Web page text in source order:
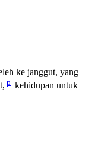
ke janggut, yang
p kehidupan untuk